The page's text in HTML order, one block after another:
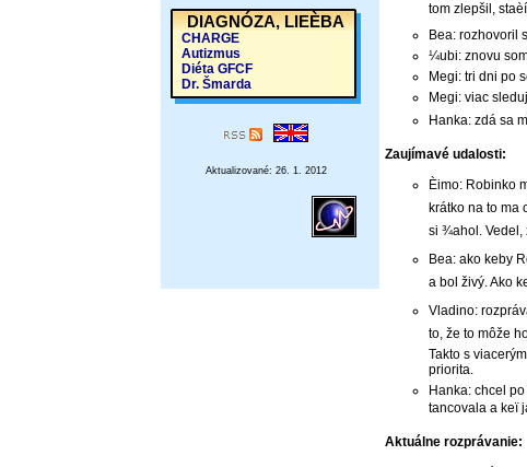
DIAGNÓZA, LIEÈBA
CHARGE
Autizmus
Diéta GFCF
Dr. Šmarda
Aktualizované: 26. 1. 2012
tom zlepšil,
Bea: rozhovoril
¼ubi: znovu
Megi: tri dni po
Megi: viac
Hanka: zdá sa
Zaujímavé udalosti:
Èimo: Robinko
krátko na to ma
si ¾ahol. Vedel,
Bea: ako keby
a bol živý. Ako
Vladino:
to, že to môže
Takto s
priorita.
Hanka: chcel
tancovala a keï
Aktuálne rozprávanie: